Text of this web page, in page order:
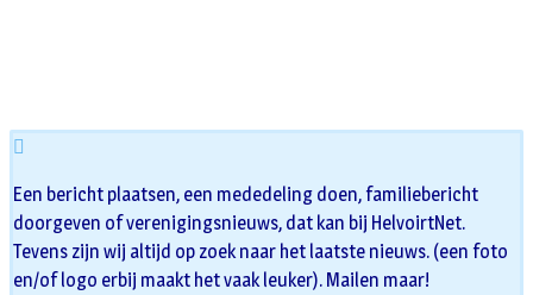
Een bericht plaatsen, een mededeling doen, familiebericht
doorgeven of verenigingsnieuws, dat kan bij HelvoirtNet.
Tevens zijn wij altijd op zoek naar het laatste nieuws. (een foto
en/of logo erbij maakt het vaak leuker). Mailen maar!